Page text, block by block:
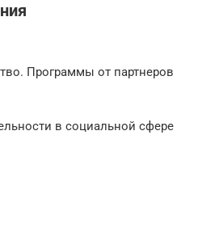
Программы от партнеров
в социальной сфере